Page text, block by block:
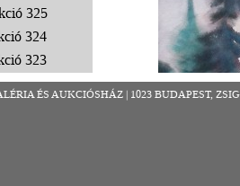
325
324
323
322
ÉS AUKCIÓSHÁZ | 1023 BUDAPEST,